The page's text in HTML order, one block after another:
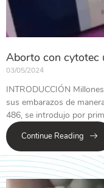
Aborto con cytotec
03/05/2024
INTRODUCCIÓN
sus embarazos de
486, se introdujo por
Continue Reading